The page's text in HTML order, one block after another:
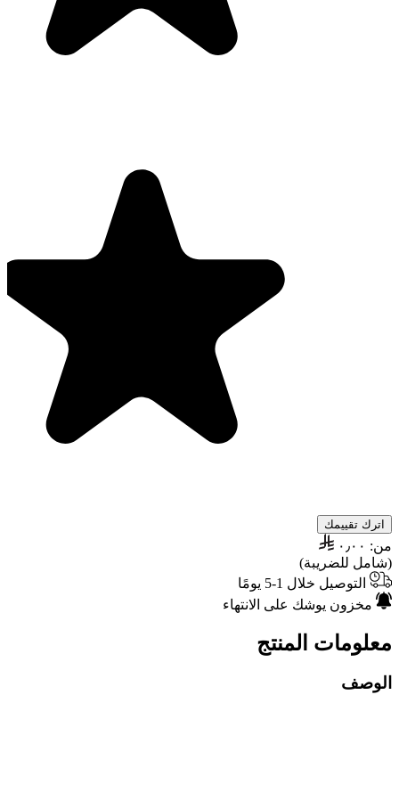
اترك تقييمك
من: ٠٫٠٠
(شامل للضريبة)
التوصيل خلال 1-5 يومًا
مخزون يوشك على الانتهاء
معلومات المنتج
الوصف